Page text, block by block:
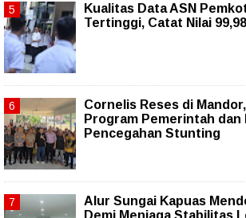
Kualitas Data ASN
Tertinggi, Catat Nilai 99,98
Cornelis Reses di
Program Pemerintah dan
Pencegahan Stunting
Alur Sungai Kapuas
Demi Menjaga Stabilitas